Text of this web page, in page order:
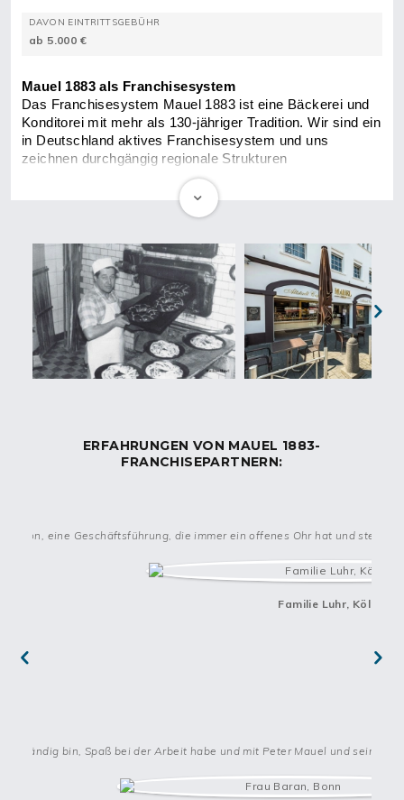
DAVON EINTRITTSGEBÜHR
ab 5.000 €
Mauel 1883 als Franchisesystem
Das Franchisesystem Mauel 1883 ist eine Bäckerei und
Konditorei mit mehr als 130-jähriger Tradition. Wir sind ein
in Deutschland aktives Franchisesystem und uns
zeichnen durchgängig regionale Strukturen
Erfolgreiche Werbestrategien und über die Zeit
Marketingkonzepte haben Mauel 1883 zu einer
besonders renommierten Marke gemacht. Aufgrund der
konnten wir ein großes Netzwerk aufbauen und sind
heute
in Deutschland ein bekannter und erfolgreicher
Marktteilnehmer.
Vorteile und Unterstützung für Franchisenehmer
Wir bieten Ihnen neben einer starken Marke
Unterstützung bei der Standortwahl und Gebietsschutz
sowie ein fortlaufendes Schulungsangebot. Unsere
Franchisenehmer erhalten von uns
jede mögliche
verwaltungstechnischen Aufgaben. Auf diese Weise
sich unsere Franchisepartner umfassend auf die
Idealprofil der gesuchten Franchisepartner
Branchenkenntnisse, können sich vollständig
unserem Konzept identifizieren und bringen solide
Next
ERFAHRUNGEN VON MAUEL 1883-
FRANCHISEPARTNERN:
eine Geschäftsführung, die immer ein offenes Ohr hat und
Familie Luhr, Köln
bin, Spaß bei der Arbeit habe und mit Peter Mauel und seiner